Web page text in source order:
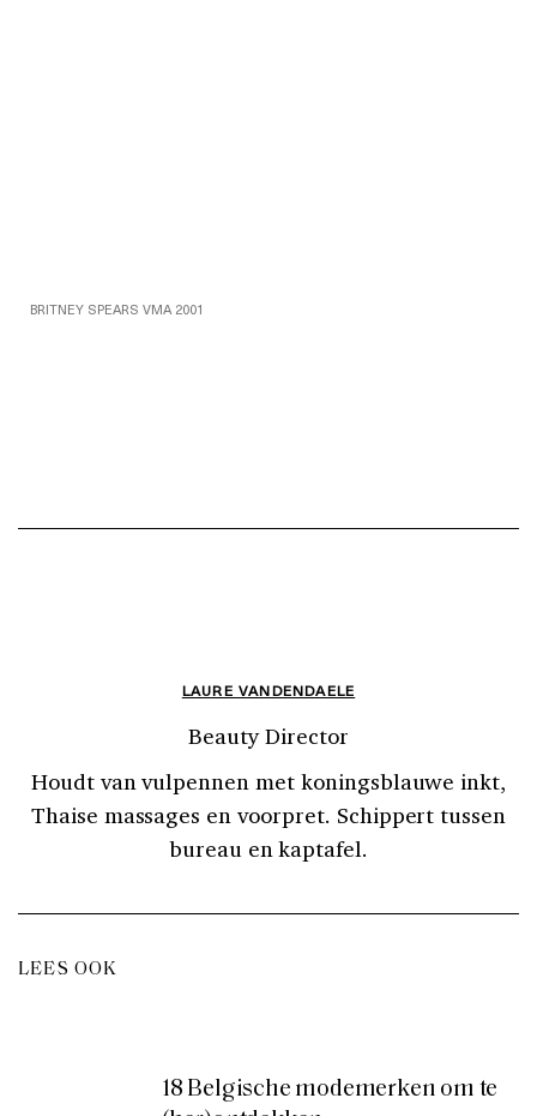
BRITNEY SPEARS VMA 2001
LAURE VANDENDAELE
Beauty Director
Houdt van vulpennen met koningsblauwe inkt,
Thaise massages en voorpret. Schippert tussen
bureau en kaptafel.
LEES OOK